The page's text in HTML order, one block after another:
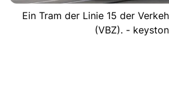
Ein Tram der Linie 15 der
(VBZ). -